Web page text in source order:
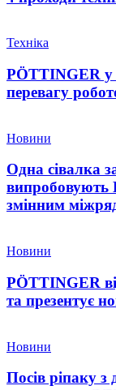
Техніка
PÖTTINGER у
перевагу
Новини
Одна сівалка
випробовують
змінним
Новини
PÖTTINGER
та презентує
Новини
Посів ріпаку